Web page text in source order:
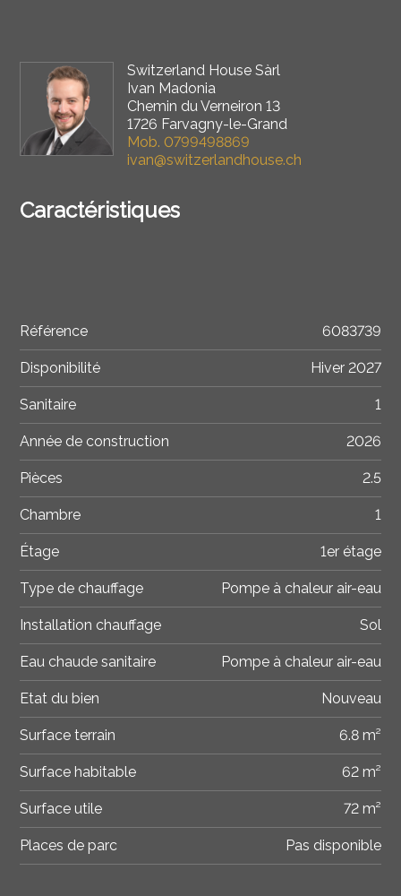
Switzerland House Sàrl
Ivan Madonia
Chemin du Verneiron 13
1726 Farvagny-le-Grand
Mob. 0799498869
ivan@switzerlandhouse.ch
Caractéristiques
Référence 6083739
Disponibilité Hiver 2027
Sanitaire 1
Année de construction 2026
Pièces 2.5
Chambre 1
Étage 1er étage
Type de chauffage Pompe à chaleur air-eau
Installation chauffage Sol
Eau chaude sanitaire Pompe à chaleur air-eau
Etat du bien Nouveau
Surface terrain 6.8 m²
Surface habitable 62 m²
Surface utile 72 m²
Places de parc Pas disponible